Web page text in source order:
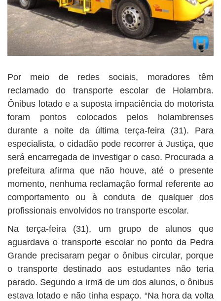
Por meio de redes sociais, moradores têm
reclamado do transporte escolar de Holambra.
Ônibus lotado e a suposta impaciência do motorista
foram pontos colocados pelos holambrenses
durante a noite da última terça-feira (31). Para
especialista, o cidadão pode recorrer à Justiça, que
será encarregada de investigar o caso. Procurada a
prefeitura afirma que não houve, até o presente
momento, nenhuma reclamação formal referente ao
comportamento ou à conduta de qualquer dos
profissionais envolvidos no transporte escolar.
Na terça-feira (31), um grupo de alunos que
aguardava o transporte escolar no ponto da Pedra
Grande precisaram pegar o ônibus circular, porque
o transporte destinado aos estudantes não teria
parado. Segundo a irmã de um dos alunos, o ônibus
estava lotado e não tinha espaço. “Na hora da volta